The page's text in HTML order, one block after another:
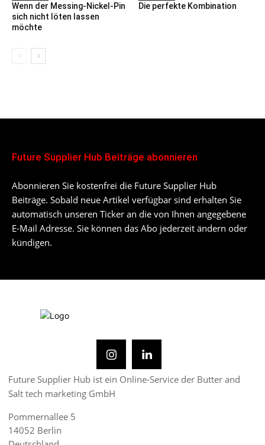
Wenn der Messing-Nickel-Pin
sich nicht löten lassen
möchte
Die perfekte Kombination
Future Supplier Hub Beiträge abonnieren
Abonnieren Sie kostenfrei die Future Supplier Hub
Beiträge. Sobald neue Artikel verfügbar sind erhalten Sie
automatisch unseren Ticker an die von Ihnen angegebene
E-Mail Adresse. Sie können das Abo jederzeit ändern oder
kündigen.
Future Supplier Hub ist ein Online-Service der Butter and
Salt tech marketing GmbH
Pommernallee 5
14052 Berlin